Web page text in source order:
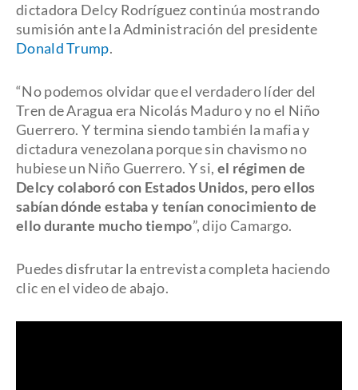
dictadora Delcy Rodríguez continúa mostrando
sumisión ante la Administración del presidente
Donald Trump.
“No podemos olvidar que el verdadero líder del
Tren de Aragua era Nicolás Maduro y no el Niño
Guerrero. Y termina siendo también la mafia y
dictadura venezolana porque sin chavismo no
hubiese un Niño Guerrero. Y si, el régimen de
Delcy colaboró con Estados Unidos, pero ellos
sabían dónde estaba y tenían conocimiento de
ello durante mucho tiempo”, dijo Camargo.
Puedes disfrutar la entrevista completa haciendo
clic en el video de abajo.